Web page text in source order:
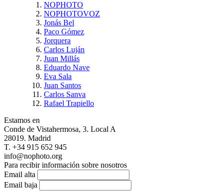
NOPHOTO
NOPHOTOVOZ
Jonás Bel
Paco Gómez
Jorquera
Carlos Luján
Juan Millás
Eduardo Nave
Eva Sala
Juan Santos
Carlos Sanva
Rafael Trapiello
Estamos en
Conde de Vistahermosa, 3. Local A
28019. Madrid
T. +34 915 652 945
info@nophoto.org
Para recibir información sobre nosotros
Email alta
Email baja